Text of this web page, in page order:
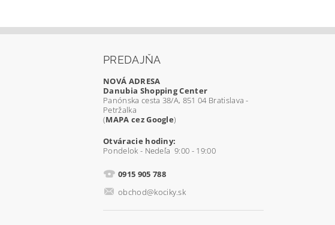
PREDAJŇA
NOVÁ ADRESA
Danubia Shopping Center
Panónska cesta 38/A, 851 04 Bratislava -
Petržalka
(MAPA cez Google)
Otváracie hodiny:
Pondelok - Nedeľa 9:00 - 19:00
0915 905 788
obchod@kociky.sk